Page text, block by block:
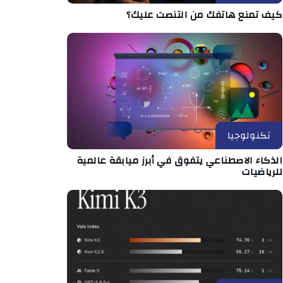
كيف تمنع هاتفك من التنصت عليك؟
تكنولوجيا
الذكاء الاصطناعي يتفوق في أبرز ميابقة عالمية
للرياضيات